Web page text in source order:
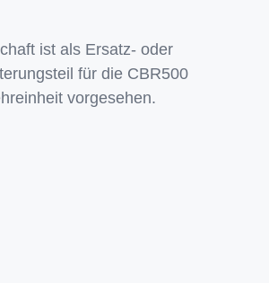
ist als Ersatz- oder
für die CBR500
vorgesehen.